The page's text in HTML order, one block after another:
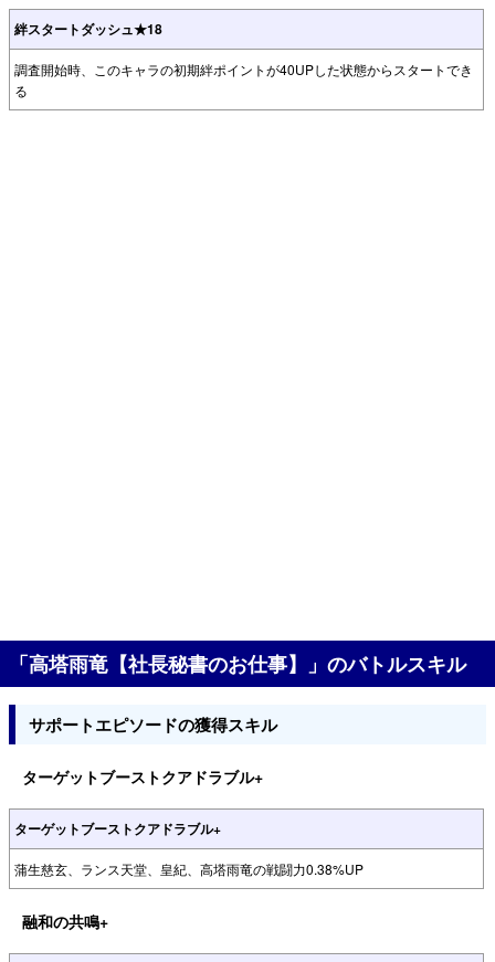
絆スタートダッシュ★18
調査開始時、このキャラの初期絆ポイントが40UPした状態からスタートでき
る
「高塔雨竜【社長秘書のお仕事】」のバトルスキル
サポートエピソードの獲得スキル
ターゲットブーストクアドラブル+
ターゲットブーストクアドラブル+
蒲生慈玄、ランス天堂、皇紀、高塔雨竜の戦闘力0.38%UP
融和の共鳴+